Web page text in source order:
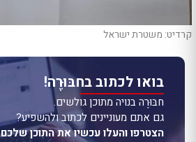
קרדיט: משטרת ישראל
בואו לכתוב בחבּוּרֶה!
חבּוּרֶה בנויה מתוכן גולשים.
גם אתם מעוניינים לכתוב ולהשפיע?
הצטרפו והעלו עכשיו את התוכן שלכם